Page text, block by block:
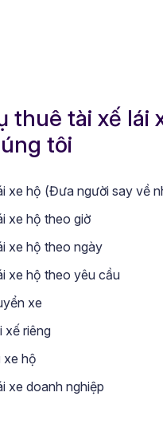
thuê tài xế lái
tôi
xe hộ (Đưa người say về
xe hộ theo giờ
xe hộ theo ngày
xe hộ theo yêu cầu
xe
xế riêng
xe hộ
xe doanh nghiệp